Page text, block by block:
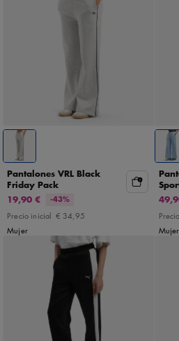
Pantalones VRL Black
Friday Pack
19,90 €
-43%
Precio inicial € 34,95
Mujer
Leg
Mujer